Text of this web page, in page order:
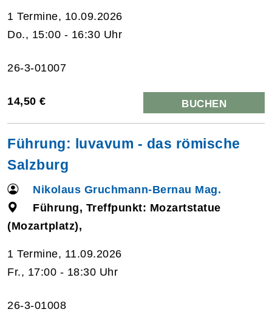
1 Termine, 10.09.2026
Do., 15:00 - 16:30 Uhr
26-3-01007
14,50 € BUCHEN
Führung: luvavum - das römische
Salzburg
Nikolaus Gruchmann-Bernau Mag.
Führung, Treffpunkt: Mozartstatue
(Mozartplatz),
1 Termine, 11.09.2026
Fr., 17:00 - 18:30 Uhr
26-3-01008